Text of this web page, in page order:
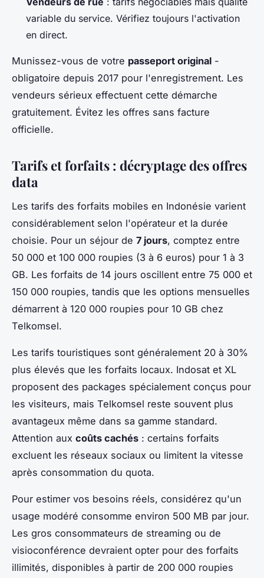
variable du service. Vérifiez toujours l'activation
en direct.
Munissez-vous de votre passeport original -
obligatoire depuis 2017 pour l'enregistrement. Les
vendeurs sérieux effectuent cette démarche
gratuitement. Évitez les offres sans facture
officielle.
Tarifs et forfaits : décryptage des offres
data
Les tarifs des forfaits mobiles en Indonésie varient
considérablement selon l'opérateur et la durée
choisie. Pour un séjour de 7 jours, comptez entre
50 000 et 100 000 roupies (3 à 6 euros) pour 1 à 3
GB. Les forfaits de 14 jours oscillent entre 75 000 et
150 000 roupies, tandis que les options mensuelles
démarrent à 120 000 roupies pour 10 GB chez
Telkomsel.
Les tarifs touristiques sont généralement 20 à 30%
plus élevés que les forfaits locaux. Indosat et XL
proposent des packages spécialement conçus pour
les visiteurs, mais Telkomsel reste souvent plus
avantageux même dans sa gamme standard.
Attention aux coûts cachés : certains forfaits
excluent les réseaux sociaux ou limitent la vitesse
après consommation du quota.
Pour estimer vos besoins réels, considérez qu'un
usage modéré consomme environ 500 MB par jour.
Les gros consommateurs de streaming ou de
visioconférence devraient opter pour des forfaits
illimités, disponibles à partir de 200 000 roupies